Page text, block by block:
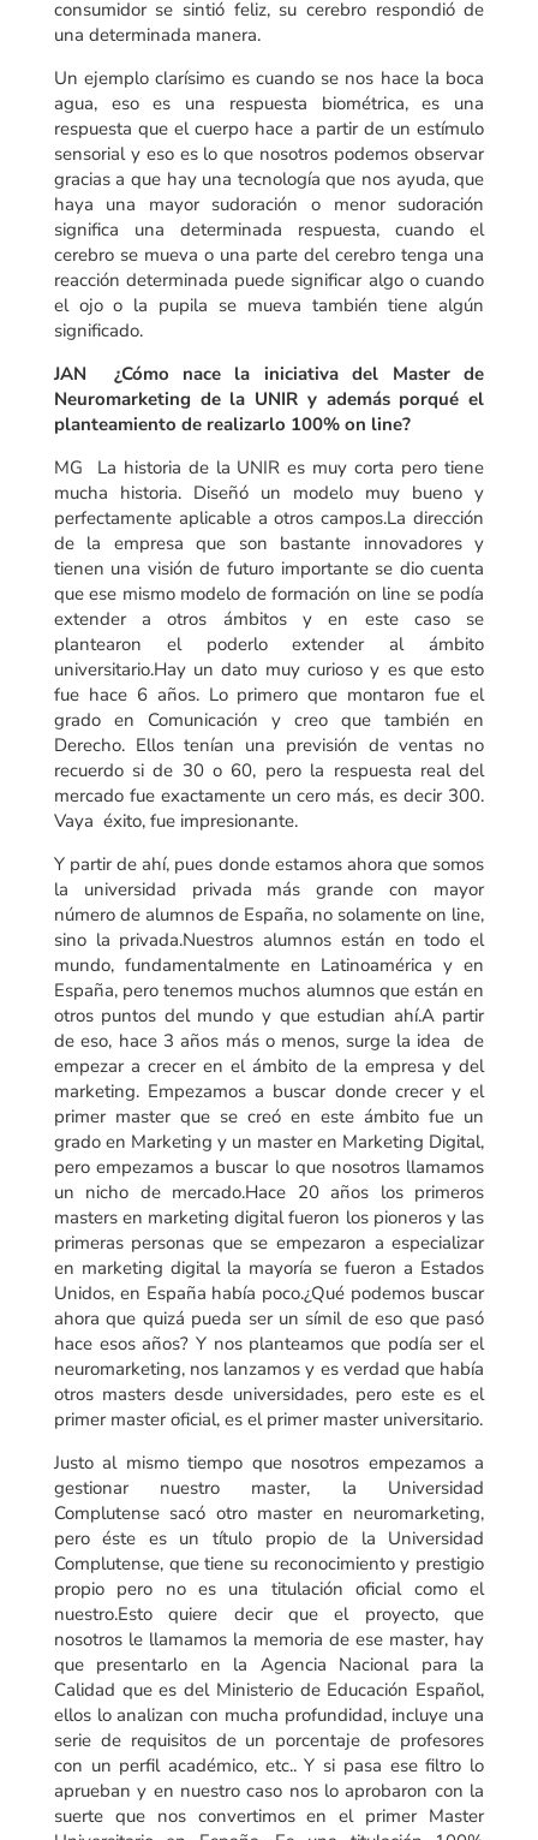
consumidor se sintió feliz, su cerebro respondió de
una determinada manera.
Un ejemplo clarísimo es cuando se nos hace la boca
agua, eso es una respuesta biométrica, es una
respuesta que el cuerpo hace a partir de un estímulo
sensorial y eso es lo que nosotros podemos observar
gracias a que hay una tecnología que nos ayuda, que
haya una mayor sudoración o menor sudoración
significa una determinada respuesta, cuando el
cerebro se mueva o una parte del cerebro tenga una
reacción determinada puede significar algo o cuando
el ojo o la pupila se mueva también tiene algún
significado.
JAN ¿Cómo nace la iniciativa del Master de
Neuromarketing de la UNIR y además porqué el
planteamiento de realizarlo 100% on line?
MG La historia de la UNIR es muy corta pero tiene
mucha historia. Diseñó un modelo muy bueno y
perfectamente aplicable a otros campos.La dirección
de la empresa que son bastante innovadores y
tienen una visión de futuro importante se dio cuenta
que ese mismo modelo de formación on line se podía
extender a otros ámbitos y en este caso se
plantearon el poderlo extender al ámbito
universitario.Hay un dato muy curioso y es que esto
fue hace 6 años. Lo primero que montaron fue el
grado en Comunicación y creo que también en
Derecho. Ellos tenían una previsión de ventas no
recuerdo si de 30 o 60, pero la respuesta real del
mercado fue exactamente un cero más, es decir 300.
Vaya éxito, fue impresionante.
Y partir de ahí, pues donde estamos ahora que somos
la universidad privada más grande con mayor
número de alumnos de España, no solamente on line,
sino la privada.Nuestros alumnos están en todo el
mundo, fundamentalmente en Latinoamérica y en
España, pero tenemos muchos alumnos que están en
otros puntos del mundo y que estudian ahí.A partir
de eso, hace 3 años más o menos, surge la idea de
empezar a crecer en el ámbito de la empresa y del
marketing. Empezamos a buscar donde crecer y el
primer master que se creó en este ámbito fue un
grado en Marketing y un master en Marketing Digital,
pero empezamos a buscar lo que nosotros llamamos
un nicho de mercado.Hace 20 años los primeros
masters en marketing digital fueron los pioneros y las
primeras personas que se empezaron a especializar
en marketing digital la mayoría se fueron a Estados
Unidos, en España había poco.¿Qué podemos buscar
ahora que quizá pueda ser un símil de eso que pasó
hace esos años? Y nos planteamos que podía ser el
neuromarketing, nos lanzamos y es verdad que había
otros masters desde universidades, pero este es el
primer master oficial, es el primer master universitario.
Justo al mismo tiempo que nosotros empezamos a
gestionar nuestro master, la Universidad
Complutense sacó otro master en neuromarketing,
pero éste es un título propio de la Universidad
Complutense, que tiene su reconocimiento y prestigio
propio pero no es una titulación oficial como el
nuestro.Esto quiere decir que el proyecto, que
nosotros le llamamos la memoria de ese master, hay
que presentarlo en la Agencia Nacional para la
Calidad que es del Ministerio de Educación Español,
ellos lo analizan con mucha profundidad, incluye una
serie de requisitos de un porcentaje de profesores
con un perfil académico, etc.. Y si pasa ese filtro lo
aprueban y en nuestro caso nos lo aprobaron con la
suerte que nos convertimos en el primer Master